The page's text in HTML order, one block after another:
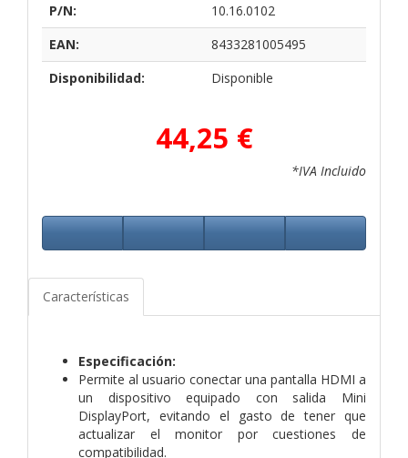
P/N:
10.16.0102
EAN:
8433281005495
Disponibilidad:
Disponible
44,25 €
*IVA Incluido
Características
Especificación:
Permite al usuario conectar una pantalla HDMI a
un dispositivo equipado con salida Mini
DisplayPort, evitando el gasto de tener que
actualizar el monitor por cuestiones de
compatibilidad.